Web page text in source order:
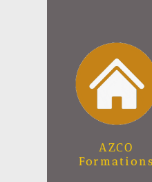
AZCO
Formations